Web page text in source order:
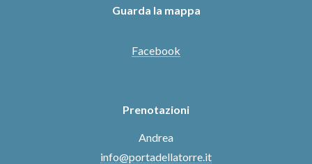
Guarda la mappa
Facebook
Prenotazioni
Andrea
info@portadellatorre.it